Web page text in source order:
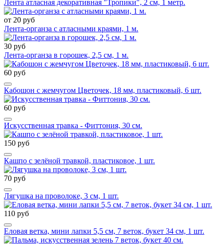
Лента атласная декоративная "Тропики", 2 см, 1 метр.
от 20 руб
Лента-органза с атласными краями, 1 м.
30 руб
Лента-органза в горошек, 2,5 см, 1 м.
60 руб
Кабошон с жемчугом Цветочек, 18 мм, пластиковый, 6 шт.
60 руб
Искусственная травка - Фиттония, 30 см.
150 руб
Кашпо с зелёной травкой, пластиковое, 1 шт.
70 руб
Лягушка на проволоке, 3 см, 1 шт.
110 руб
Еловая ветка, мини лапки 5,5 см, 7 веток, букет 34 см, 1 шт.